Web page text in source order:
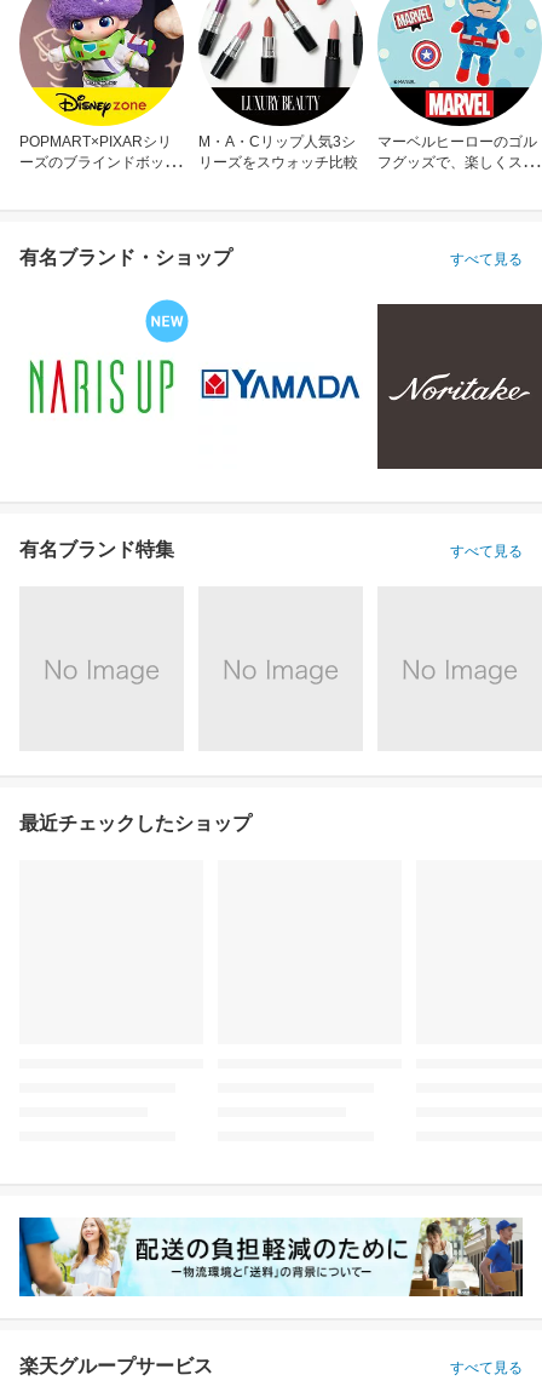
POPMART×PIXARシリ
ーズのブラインドボック
M・A・Cリップ人気3シ
リーズをスウォッチ比較
マーベルヒーローのゴル
フグッズで、楽しくスコ
有名ブランド・ショップ すべて見る
有名ブランド特集 すべて見る
最近チェックしたショップ
楽天グループサービス すべて見る